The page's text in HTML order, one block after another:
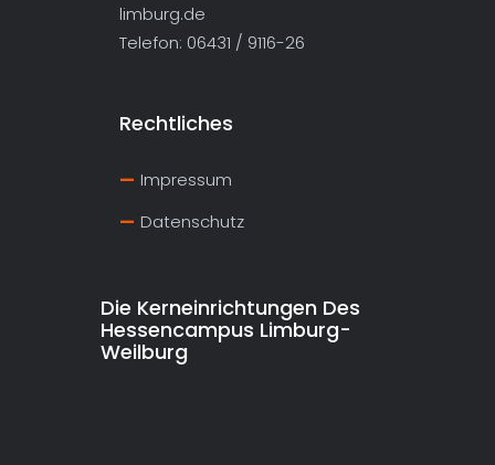
limburg.de
Telefon: 06431 / 9116-26
Rechtliches
Impressum
Datenschutz
Die Kerneinrichtungen Des
Hessencampus Limburg-
Weilburg